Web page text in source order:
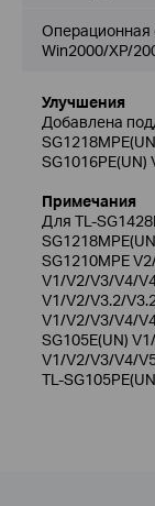
Операционная
Win2000/XP/
Улучшения
Добавлена
SG1016PE(UN)
Примечания
Для TL-
SG1210MPE
V1/V2/V3/V4/
V1/V2/V3.2/
V1/V2/V3/V4/
SG105E(UN)
V1/V2/V3/V4/
TL-